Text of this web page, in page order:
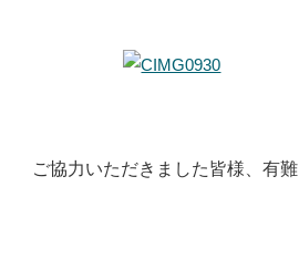
ご協力いただきました皆様、有難